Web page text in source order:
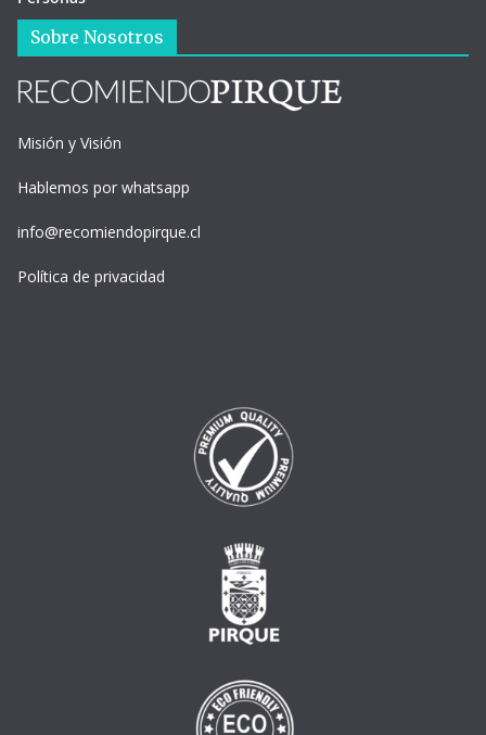
Sobre Nosotros
Misión y Visión
Hablemos por whatsapp
info@recomiendopirque.cl
Política de privacidad